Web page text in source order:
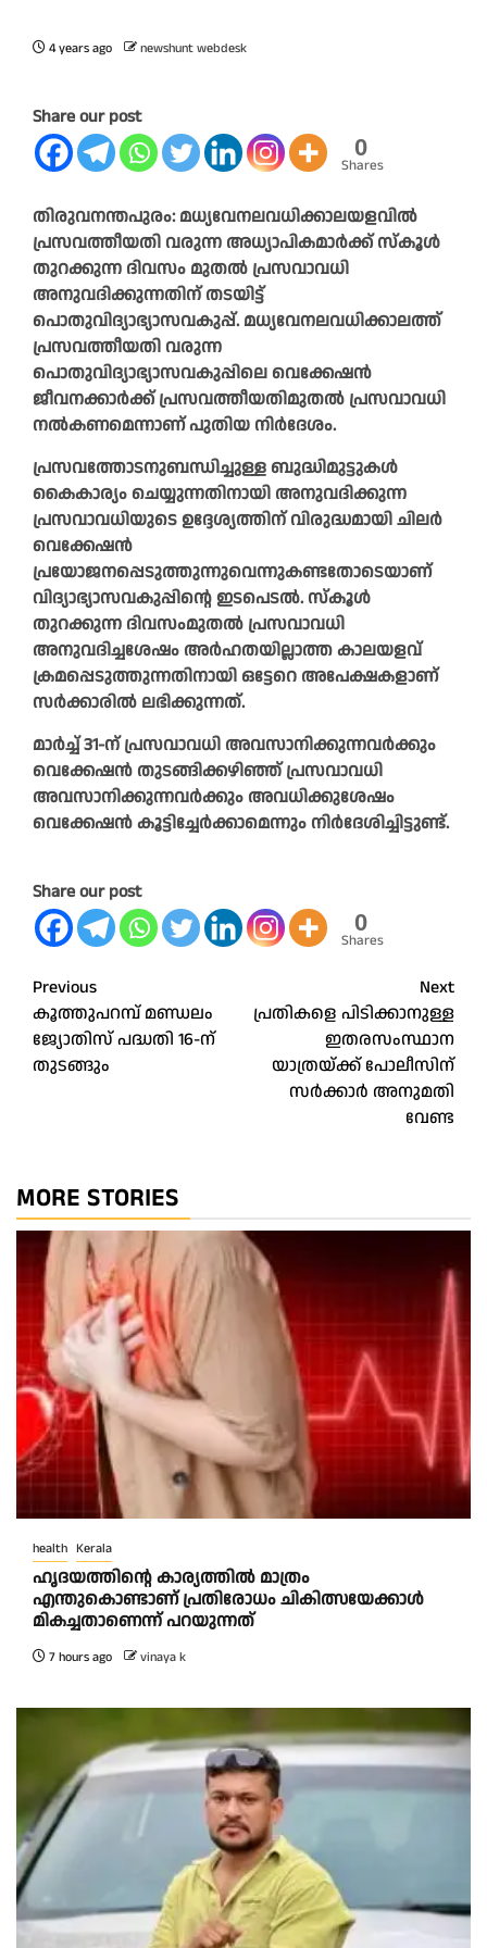
4 years ago newshunt webdesk
Share our post
0
Shares
തിരുവനന്തപുരം: മധ്യവേനലവധിക്കാലയളവിൽ
പ്രസവത്തീയതി വരുന്ന അധ്യാപികമാർക്ക് സ്കൂൾ
തുറക്കുന്ന ദിവസം മുതൽ പ്രസവാവധി
അനുവദിക്കുന്നതിന് തടയിട്ട്
പൊതുവിദ്യാഭ്യാസവകുപ്പ്. മധ്യവേനലവധിക്കാലത്ത്
പ്രസവത്തീയതി വരുന്ന
പൊതുവിദ്യാഭ്യാസവകുപ്പിലെ വെക്കേഷൻ
ജീവനക്കാർക്ക് പ്രസവത്തീയതിമുതൽ പ്രസവാവധി
നൽകണമെന്നാണ് പുതിയ നിർദേശം.
പ്രസവത്തോടനുബന്ധിച്ചുള്ള ബുദ്ധിമുട്ടുകൾ
കൈകാര്യം ചെയ്യുന്നതിനായി അനുവദിക്കുന്ന
പ്രസവാവധിയുടെ ഉദ്ദേശ്യത്തിന് വിരുദ്ധമായി ചിലർ
വെക്കേഷൻ
പ്രയോജനപ്പെടുത്തുന്നുവെന്നുകണ്ടതോടെയാണ്
വിദ്യാഭ്യാസവകുപ്പിന്റെ ഇടപെടൽ. സ്കൂൾ
തുറക്കുന്ന ദിവസംമുതൽ പ്രസവാവധി
അനുവദിച്ചശേഷം അർഹതയില്ലാത്ത കാലയളവ്
ക്രമപ്പെടുത്തുന്നതിനായി ഒട്ടേറെ അപേക്ഷകളാണ്
സർക്കാരിൽ ലഭിക്കുന്നത്.
മാർച്ച് 31-ന് പ്രസവാവധി അവസാനിക്കുന്നവർക്കും
വെക്കേഷൻ തുടങ്ങിക്കഴിഞ്ഞ് പ്രസവാവധി
അവസാനിക്കുന്നവർക്കും അവധിക്കുശേഷം
വെക്കേഷൻ കൂട്ടിച്ചേർക്കാമെന്നും നിർദേശിച്ചിട്ടുണ്ട്.
Share our post
0
Shares
Post
navigation
Previous
കൂത്തുപറമ്പ് മണ്ഡലം
ജ്യോതിസ് പദ്ധതി 16-ന്
തുടങ്ങും
Next
പ്രതികളെ പിടിക്കാനുള്ള
ഇതരസംസ്ഥാന
യാത്രയ്ക്ക് പോലീസിന്
സർക്കാർ അനുമതി
വേണ്ട
MORE STORIES
health Kerala
ഹൃദയത്തിന്റെ കാര്യത്തിൽ മാത്രം
എന്തുകൊണ്ടാണ് പ്രതിരോധം ചികിത്സയേക്കാൾ
മികച്ചതാണെന്ന് പറയുന്നത്
7 hours ago vinaya k